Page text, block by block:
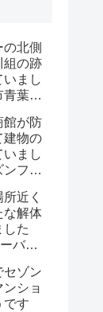
北側
組の跡
まし
青葉区
8月
館が防
建物の
まし
ンフラ
近く
な解体
した
バン
セゾン
ショ
です